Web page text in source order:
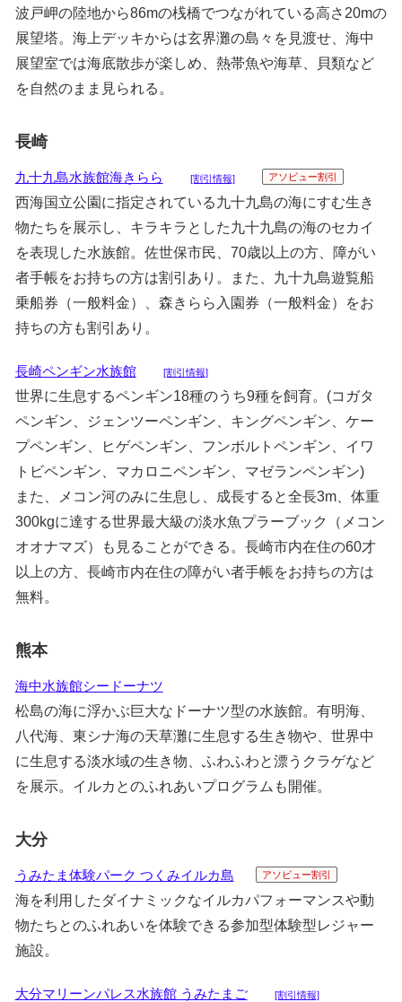
波戸岬の陸地から86mの桟橋でつながれている高さ20mの
展望塔。海上デッキからは玄界灘の島々を見渡せ、海中
展望室では海底散歩が楽しめ、熱帯魚や海草、貝類など
を自然のまま見られる。
長崎
九十九島水族館海きらら [割引情報] アソビュー割引
西海国立公園に指定されている九十九島の海にすむ生き
物たちを展示し、キラキラとした九十九島の海のセカイ
を表現した水族館。佐世保市民、70歳以上の方、障がい
者手帳をお持ちの方は割引あり。また、九十九島遊覧船
乗船券（一般料金）、森きらら入園券（一般料金）をお
持ちの方も割引あり。
長崎ペンギン水族館 [割引情報]
世界に生息するペンギン18種のうち9種を飼育。(コガタ
ペンギン、ジェンツーペンギン、キングペンギン、ケー
プペンギン、ヒゲペンギン、フンボルトペンギン、イワ
トビペンギン、マカロニペンギン、マゼランペンギン)
また、メコン河のみに生息し、成長すると全長3m、体重
300kgに達する世界最大級の淡水魚プラーブック（メコン
オオナマズ）も見ることができる。長崎市内在住の60才
以上の方、長崎市内在住の障がい者手帳をお持ちの方は
無料。
熊本
海中水族館シードーナツ
松島の海に浮かぶ巨大なドーナツ型の水族館。有明海、
八代海、東シナ海の天草灘に生息する生き物や、世界中
に生息する淡水域の生き物、ふわふわと漂うクラゲなど
を展示。イルカとのふれあいプログラムも開催。
大分
うみたま体験パーク つくみイルカ島 アソビュー割引
海を利用したダイナミックなイルカパフォーマンスや動
物たちとのふれあいを体験できる参加型体験型レジャー
施設。
大分マリーンパレス水族館 うみたまご [割引情報]